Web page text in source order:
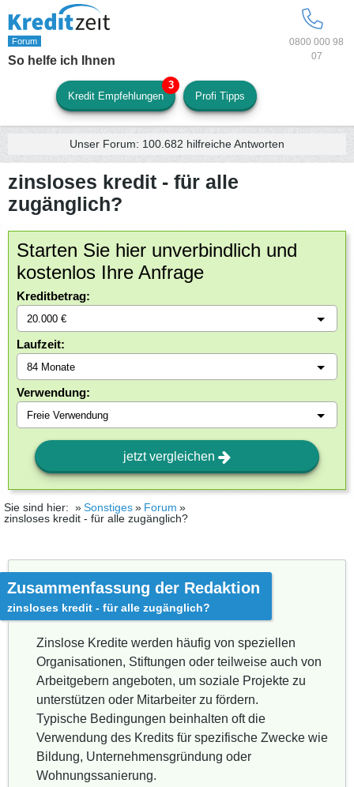
0800 000 98
07
So helfe ich Ihnen
Kredit Empfehlungen Profi Tipps
Unser Forum: 100.682 hilfreiche Antworten
zinsloses kredit - für alle
zugänglich?
Starten Sie hier unverbindlich und
kostenlos Ihre Anfrage
Kreditbetrag:
Laufzeit:
Verwendung:
jetzt vergleichen
Sie sind hier: Sonstiges
Forum
zinsloses kredit - für alle zugänglich?
Zusammenfassung der Redaktion
zinsloses kredit - für alle zugänglich?
Zinslose Kredite werden häufig von speziellen
Organisationen, Stiftungen oder teilweise auch von
Arbeitgebern angeboten, um soziale Projekte zu
unterstützen oder Mitarbeiter zu fördern.
Typische Bedingungen beinhalten oft die
Verwendung des Kredits für spezifische Zwecke wie
Bildung, Unternehmensgründung oder
Wohnungssanierung.